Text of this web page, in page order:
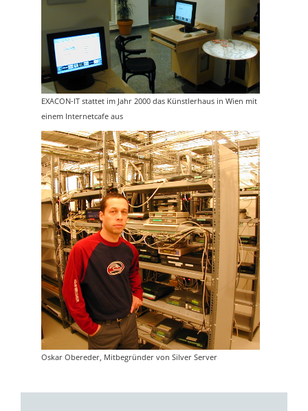
EXACON-IT stattet im Jahr 2000 das Künstlerhaus in Wien mit
einem Internetcafe aus
Oskar Obereder, Mitbegründer von Silver Server